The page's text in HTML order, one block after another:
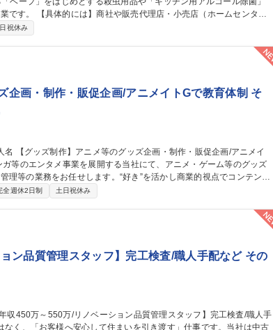
です。 【具体的には】商社や販売代理店・小売店（ホームセンタ
営業です ■弊社は海外でも殺虫剤事業を展開しております。将来的に
馴染み
祝休み
企画・制作・販促企画/アニメイトGで教育体制 そ
理等の業務をお任せします。“好き”を活かし商業的視点でコンテンツ
輩たちが丁寧にフォローする業務習得期間を設けます。ゆくゆくは1
理、販促）を担当いただきます。 募集職種 【グッズ制
/アニメイトGで教育体制◎
全週休2日制 土日祝休み
ン品質管理スタッフ】完工検査/職人手配など その